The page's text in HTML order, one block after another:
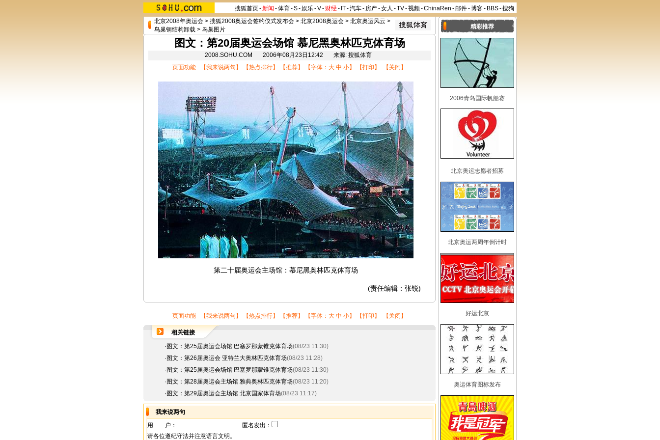
搜狐首页-新闻 -体育-S-娱乐-V- 财经- IT-汽车- 房产-女人 -TV-视频-ChinaRen -邮件-博客- BBS-搜狗
北京2008年奥运会 > 搜狐2008奥运会签约仪式发布会 > 北京2008奥运会 > 北京奥运风云 >
鸟巢钢结构卸载 > 鸟巢图片
图文：第20届奥运会场馆 慕尼黑奥林匹克体育场
2008.SOHU.COM 2006年08月23日12:42 来源: 搜狐体育
页面功能 【我来说两句 】 【热点排行】 【推荐】 【字体： 大 中 小】 【打印 】 【 关闭 】
第二十届奥运会主场馆：慕尼黑奥林匹克体育场
(责任编辑：张锐)
页面功能 【我来说两句 】 【热点排行】 【推荐】 【字体： 大 中 小】 【打印 】 【 关闭 】
相关链接
· 图文：第25届奥运会场馆 巴塞罗那蒙锥克体育场(08/23 11:30)
· 图文：第26届奥运会 亚特兰大奥林匹克体育场(08/23 11:28)
· 图文：第25届奥运会场馆 巴塞罗那蒙锥克体育场(08/23 11:30)
· 图文：第28届奥运会主场馆 雅典奥林匹克体育场(08/23 11:20)
· 图文：第29届奥运会主场馆 北京国家体育场(08/23 11:17)
我来说两句
用 户：
匿名发出：
请各位遵纪守法并注意语言文明。
精彩推荐
2006青岛国际帆船赛
北京奥运志愿者招募
北京奥运两周年倒计时
好运北京
奥运体育图标发布